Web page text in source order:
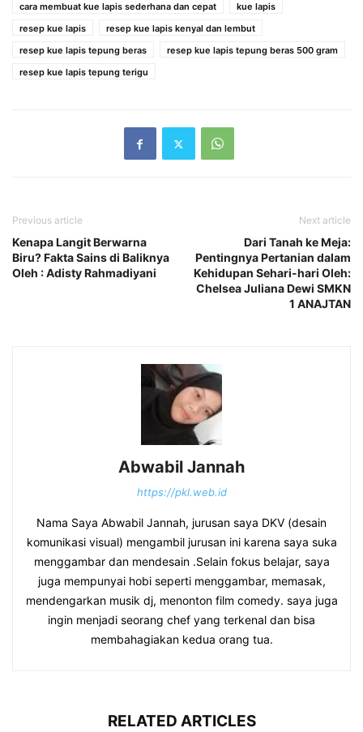
cara membuat kue lapis sederhana dan cepat
kue lapis
resep kue lapis
resep kue lapis kenyal dan lembut
resep kue lapis tepung beras
resep kue lapis tepung beras 500 gram
resep kue lapis tepung terigu
Previous article
Kenapa Langit Berwarna
Biru? Fakta Sains di Baliknya
Oleh : Adisty Rahmadiyani
Next article
Dari Tanah ke Meja:
Pentingnya Pertanian dalam
Kehidupan Sehari-hari Oleh:
Chelsea Juliana Dewi SMKN
1 ANAJTAN
Abwabil Jannah
https://pkl.web.id
Nama Saya Abwabil Jannah, jurusan saya DKV (desain
komunikasi visual) mengambil jurusan ini karena saya suka
menggambar dan mendesain .Selain fokus belajar, saya
juga mempunyai hobi seperti menggambar, memasak,
mendengarkan musik dj, menonton film comedy. saya juga
ingin menjadi seorang chef yang terkenal dan bisa
membahagiakan kedua orang tua.
RELATED ARTICLES